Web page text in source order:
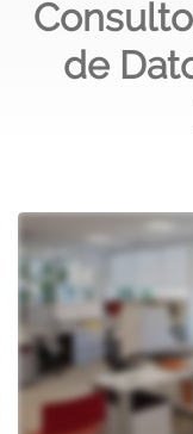
de